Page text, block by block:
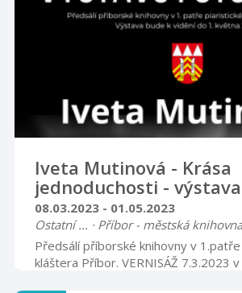
Iveta Mutinová - Krása
jednoduchosti -
08.03.2023 - 01.05.2023
Ostatní ... · Příbor - městská knihovna
Předsálí příborské knihovny v
kláštera Příbor. VERNISÁŽ 7.3.2023